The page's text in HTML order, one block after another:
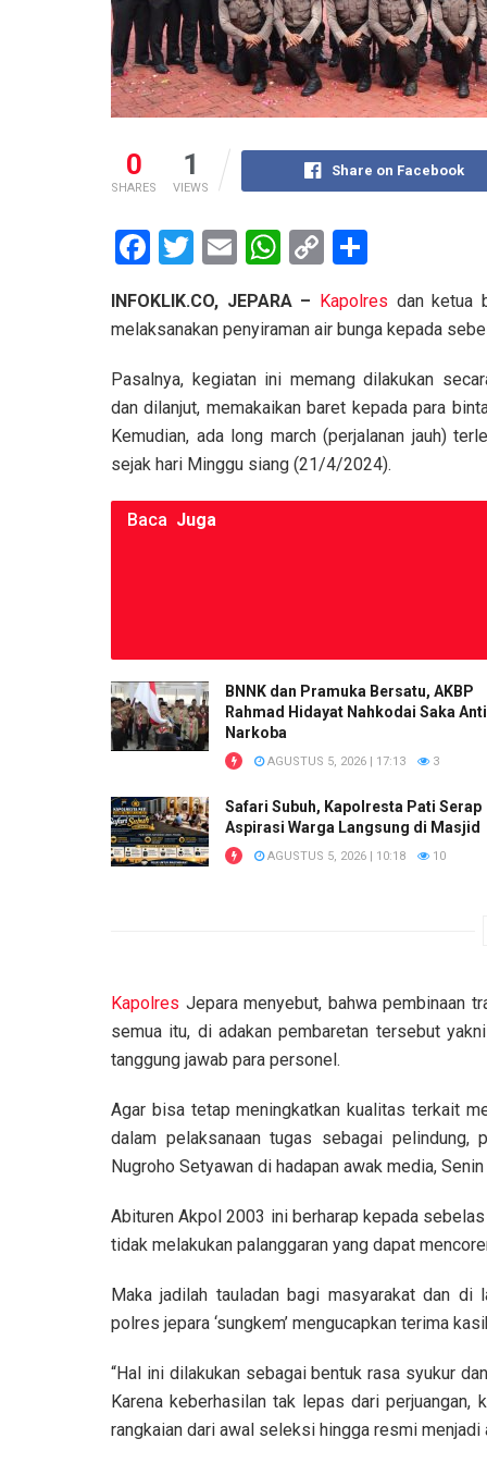
0
SHARES
1
VIEWS
Share on Facebook
F
ce
o
o
k
T
tt
E
ail
W
at
A
p
p
C
py
n
k
ar
e
INFOKLIK.CO, JEPARA – Kapolres dan ketua
melaksanakan penyiraman air bunga kepada
Pasalnya, kegiatan ini memang dilakukan
dan dilanjut, memakaikan baret kepada para
Kemudian, ada long march (perjalanan jauh)
sejak hari Minggu siang (21/4/2024).
Baca Juga
BNNK dan Pramuka Bersatu, AKBP
Rahmad Hidayat Nahkodai Saka Anti
Narkoba
AGUSTUS 5, 2026 | 17:13 3
Safari Subuh, Kapolresta Pati Serap
Aspirasi Warga Langsung di Masjid
AGUSTUS 5, 2026 | 10:18 10
Kapolres Jepara menyebut, bahwa pembinaan
semua itu, di adakan pembaretan tersebut
tanggung jawab para personel.
Agar bisa tetap meningkatkan kualitas terkait
dalam pelaksanaan tugas sebagai pelindung,
Nugroho Setyawan di hadapan awak media,
Abituren Akpol 2003 ini berharap kepada
tidak melakukan palanggaran yang dapat
Maka jadilah tauladan bagi masyarakat dan di
polres jepara ‘sungkem’ mengucapkan terima
“Hal ini dilakukan sebagai bentuk rasa syukur
Karena keberhasilan tak lepas dari perjuangan,
rangkaian dari awal seleksi hingga resmi menjadi